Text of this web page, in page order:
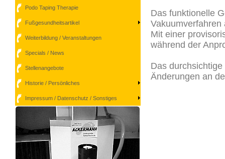
Podo Taping Therapie
Fußgesundheitsartikel
Weiterbildung / Veranstaltungen
Specials / News
Stellenangebote
Historie / Persönliches
Impressum / Datenschutz / Sonstiges
Das funktionelle
Mit einer
während der
Das
Änderungen an